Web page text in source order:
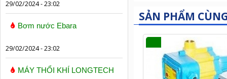
29/02/2024 - 23:02
Bơm nước Ebara
29/02/2024 - 23:02
MÁY THỔI KHÍ LONGTECH
SẢN PHẨM